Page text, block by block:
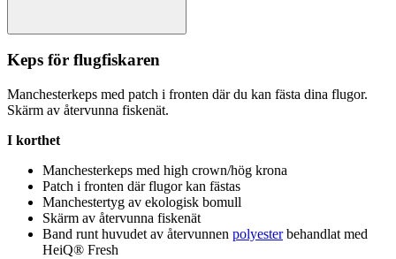
Keps för flugfiskaren
Manchesterkeps med patch i fronten där du kan fästa dina flugor.
Skärm av återvunna fiskenät.
I korthet
Manchesterkeps med high crown/hög krona
Patch i fronten där flugor kan fästas
Manchestertyg av ekologisk bomull
Skärm av återvunna fiskenät
Band runt huvudet av återvunnen polyesterbehandlat med
HeiQ® Fresh